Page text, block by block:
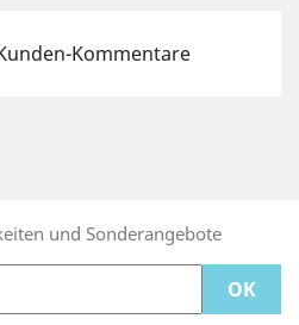
Kommentare
und Sonderangebote